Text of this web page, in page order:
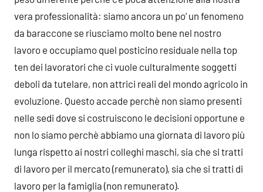
vera professionalità: siamo ancora un po’ un fenomeno
da baraccone se riusciamo molto bene nel nostro
lavoro e occupiamo quel posticino residuale nella top
ten dei lavoratori che ci vuole culturalmente soggetti
deboli da tutelare, non attrici reali del mondo agricolo in
evoluzione. Questo accade perchè non siamo presenti
nelle sedi dove si costruiscono le decisioni opportune e
non lo siamo perchè abbiamo una giornata di lavoro più
lunga rispetto ai nostri colleghi maschi, sia che si tratti
di lavoro per il mercato (remunerato), sia che si tratti di
lavoro per la famiglia (non remunerato).